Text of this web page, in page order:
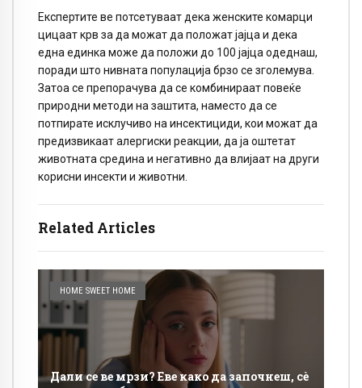
Related Articles
HOME SWEET HOME
Дали сe ве мрзи? Еве како да започнеш, сè
Експертите ве потсетуваат дека женските комарци
цицаат крв за да можат да положат јајца и дека
една единка може да положи до 100 јајца одеднаш,
поради што нивната популација брзо се зголемува.
Затоа се препорачува да се комбинираат повеќе
природни методи на заштита, наместо да се
потпирате исклучиво на инсектициди, кои можат да
предизвикаат алергиски реакции, да ја оштетат
животната средина и негативно да влијаат на други
корисни инсекти и животни.